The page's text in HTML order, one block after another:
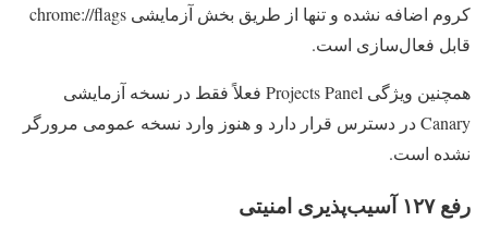
کروم اضافه نشده و تنها از طریق بخش آزمایشی chrome://flags
قابل فعال‌سازی است.
همچنین ویژگی Projects Panel فعلاً فقط در نسخه آزمایشی
Canary در دسترس قرار دارد و هنوز وارد نسخه عمومی مرورگر
نشده است.
رفع ۱۲۷ آسیب‌پذیری امنیتی